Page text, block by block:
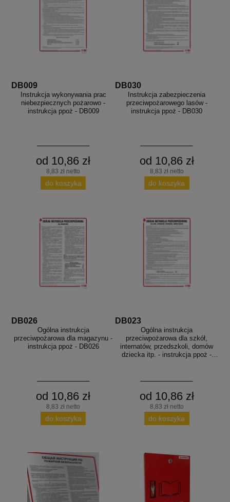
DB009
Instrukcja wykonywania prac
niebezpiecznych pożarowo -
instrukcja ppoż - DB009
od 10,86 zł
8,83 zł netto
do koszyka
DB030
Instrukcja zabezpieczenia
przeciwpożarowego lasów -
instrukcja ppoż - DB030
od 10,86 zł
8,83 zł netto
do koszyka
DB026
Ogólna instrukcja
przeciwpożarowa dla magazynu -
instrukcja ppoż - DB026
od 10,86 zł
8,83 zł netto
do koszyka
DB023
Ogólna instrukcja
przeciwpożarowa dla szkół,
internatów, przedszkoli, domów
dziecka itp. - instrukcja ppoż -
od 10,86 zł
8,83 zł netto
do koszyka